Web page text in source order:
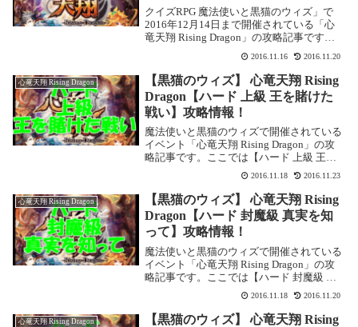
クイズRPG 魔法使いと黒猫のウィズ」で
2016年12月14日まで開催されている「心
竜天翔 Rising Dragon」の攻略記事です。
ここでは配布でもらえる精霊をまとめまし
た。※※記事は随時更新中です※※ ノーマ
ル初級報酬精霊 儚き忠剣 ...
2016.11.16 2016.11.20
心竜天翔 Rising Dragon
【黒猫のウィズ】 心竜天翔 Rising
Dragon【ハード 上級 王を賭けた
戦い】攻略情報！
魔法使いと黒猫のウィズで開催されている
イベント「心竜天翔 Rising Dragon」の攻
略記事です。ここでは【ハード 上級 王を
賭けた戦い】を攻略します。心竜天翔
Rising Dragon【ハード 上級 王を賭けた戦
い】基本情報イベント...
2016.11.18 2016.11.23
心竜天翔 Rising Dragon
【黒猫のウィズ】 心竜天翔 Rising
Dragon【ハード 封魔級 真実を知
って】攻略情報！
魔法使いと黒猫のウィズで開催されている
イベント「心竜天翔 Rising Dragon」の攻
略記事です。ここでは【ハード 封魔級 真
実を知って】を攻略します。心竜天翔
Rising Dragon【ハード 封魔級 真実を知っ
て】基本情報イベント...
2016.11.18 2016.11.20
心竜天翔 Rising Dragon
【黒猫のウィズ】 心竜天翔 Rising